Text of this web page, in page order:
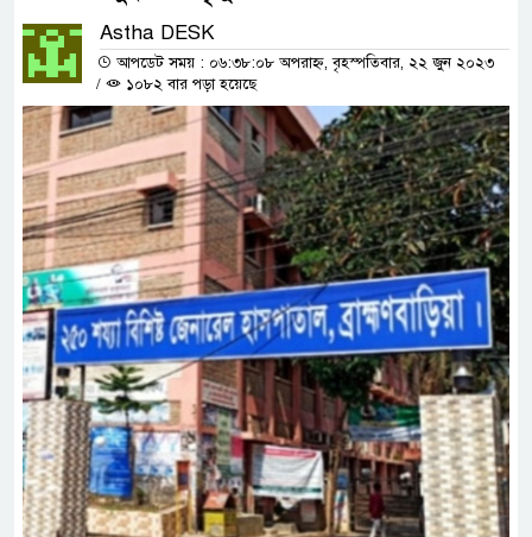
Astha DESK
আপডেট সময় : ০৬:৩৮:০৮ অপরাহ্ন, বৃহস্পতিবার, ২২ জুন ২০২৩
/
১০৮২ বার পড়া হয়েছে